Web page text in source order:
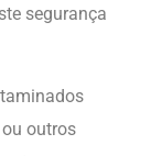
segurança
outros